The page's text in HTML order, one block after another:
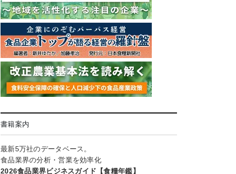
書籍案内
最新5万社のデータベース。
食品業界の分析・営業を効率化
2026食品業界ビジネスガイド【食糧年鑑】